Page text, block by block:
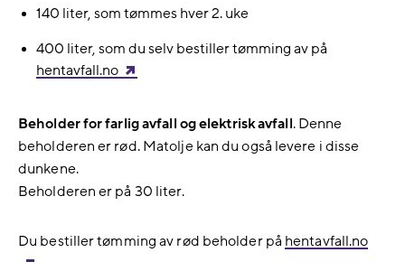
140 liter, som tømmes hver 2. uke
400 liter, som du selv bestiller tømming av på
hentavfall.no
Beholder for farlig avfall og elektrisk avfall. Denne
beholderen er rød. Matolje kan du også levere i disse
dunkene.
Beholderen er på 30 liter.
Du bestiller tømming av rød beholder på hentavfall.no